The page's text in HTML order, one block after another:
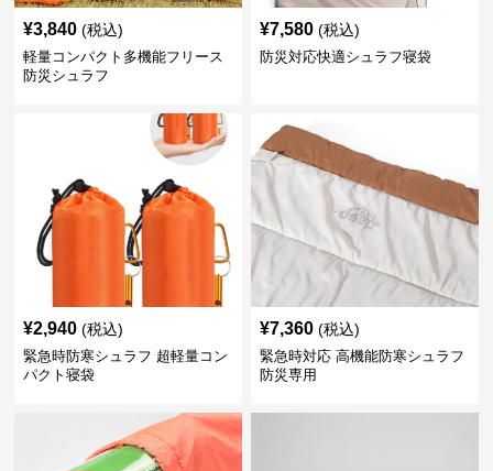
¥3,840 (税込)
軽量コンパクト多機能フリース
防災シュラフ
¥7,580 (税込)
防災対応快適シュラフ寝袋
¥2,940 (税込)
緊急時防寒シュラフ 超軽量コン
パクト寝袋
¥7,360 (税込)
緊急時対応 高機能防寒シュラフ
防災専用